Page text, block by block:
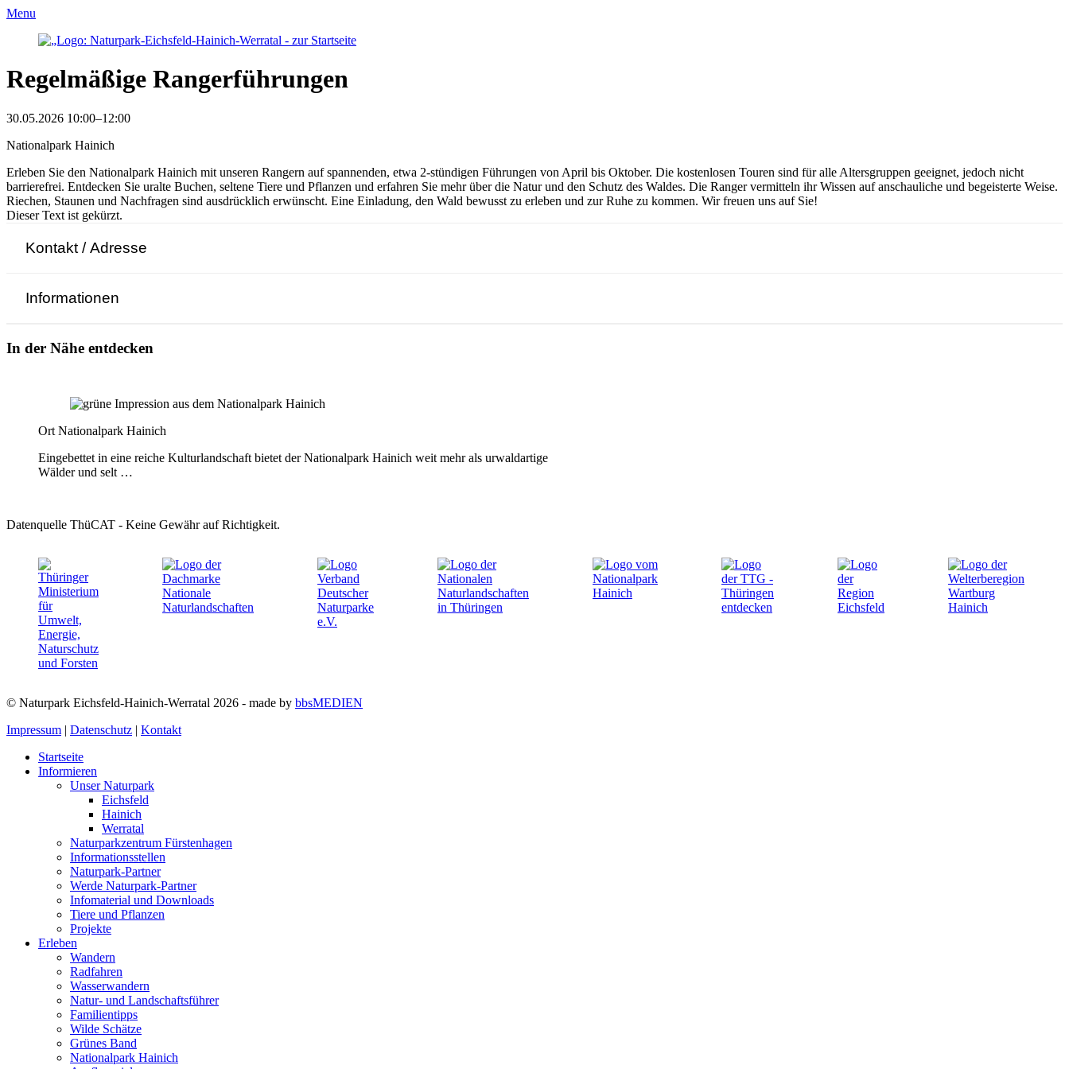
Menu
Regelmäßige Rangerführungen
30.05.2026 10:00–12:00
Nationalpark Hainich
Erleben Sie den Nationalpark Hainich mit unseren Rangern auf spannenden, etwa 2-stündigen Führungen von April bis Oktober. Die kostenlosen Touren sind für alle Altersgruppen geeignet, jedoch nicht
barrierefrei. Entdecken Sie uralte Buchen, seltene Tiere und Pflanzen und erfahren Sie mehr über die Natur und den Schutz des Waldes. Die Ranger vermitteln ihr Wissen auf anschauliche und begeisterte Weise.
Riechen, Staunen und Nachfragen sind ausdrücklich erwünscht. Eine Einladung, den Wald bewusst zu erleben und zur Ruhe zu kommen. Wir freuen uns auf Sie!
Dieser Text ist gekürzt.
Kontakt / Adresse
Informationen
In der Nähe entdecken
Ort Nationalpark Hainich
Eingebettet in eine reiche Kulturlandschaft bietet der Nationalpark Hainich weit mehr als urwaldartige
Wälder und selt …
Datenquelle ThüCAT - Keine Gewähr auf Richtigkeit.
© Naturpark Eichsfeld-Hainich-Werratal 2026 - made by bbsMEDIEN
Impressum | Datenschutz | Kontakt
Startseite
Informieren
Unser Naturpark
Eichsfeld
Hainich
Werratal
Naturparkzentrum Fürstenhagen
Informationsstellen
Naturpark-Partner
Werde Naturpark-Partner
Infomaterial und Downloads
Tiere und Pflanzen
Projekte
Erleben
Wandern
Radfahren
Wasserwandern
Natur- und Landschaftsführer
Familientipps
Wilde Schätze
Grünes Band
Nationalpark Hainich